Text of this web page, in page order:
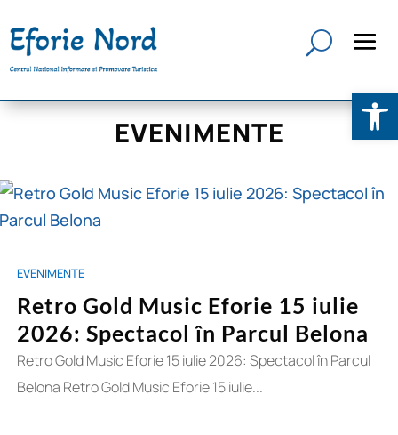
EVENIMENTE
Retro Gold Music Eforie 15 iulie
2026: Spectacol în Parcul Belona
EVENIMENTE
Retro Gold Music Eforie 15 iulie 2026: Spectacol în Parcul
Belona Retro Gold Music Eforie 15 iulie...